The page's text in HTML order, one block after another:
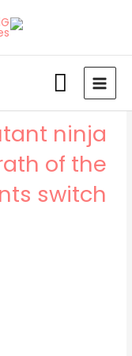
ninja
of the
switch